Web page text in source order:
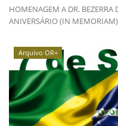
HOMENAGEM A DR. BEZERRA
ANIVERSÁRIO (IN
Arquivo OR+